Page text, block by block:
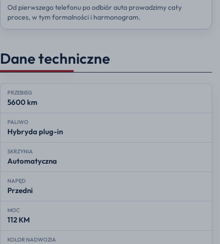
Od pierwszego telefonu po odbiór auta prowadzimy cały
proces, w tym formalności i harmonogram.
Dane techniczne
PRZEBIEG
5600 km
PALIWO
Hybryda plug-in
SKRZYNIA
Automatyczna
NAPĘD
Przedni
MOC
112 KM
KOLOR NADWOZIA